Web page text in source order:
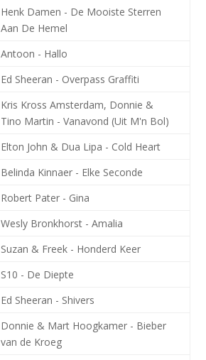
Henk Damen - De Mooiste Sterren
Aan De Hemel
Antoon - Hallo
Ed Sheeran - Overpass Graffiti
Kris Kross Amsterdam, Donnie &
Tino Martin - Vanavond (Uit M'n Bol)
Elton John & Dua Lipa - Cold Heart
Belinda Kinnaer - Elke Seconde
Robert Pater - Gina
Wesly Bronkhorst - Amalia
Suzan & Freek - Honderd Keer
S10 - De Diepte
Ed Sheeran - Shivers
Donnie & Mart Hoogkamer - Bieber
van de Kroeg